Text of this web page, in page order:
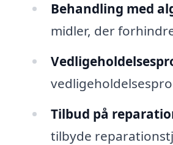
Behandling med
midler, der
Tilbud på
tilbyde